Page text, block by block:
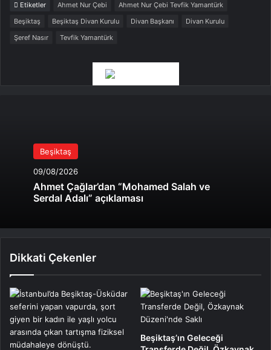
Etiketler Ahmet Nur Çebi
Ahmet Nur Çebi Tevfik Yamantürk
Beşiktaş
Beşiktaş Divan Kurulu Divan Başkanı
Divan Kurulu
Şeref Nasır
Tevfik Yamantürk
Beşiktaş
09/08/2026
Ahmet Çağlar’dan “Mohamed Salah ve
Serdal Adalı” açıklaması
Dikkati Çekenler
Beşiktaş’ın Geleceği